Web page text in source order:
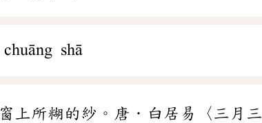
chuāng shā
窗上所糊的紗。唐．白居易〈三月